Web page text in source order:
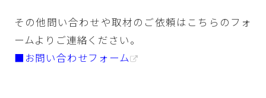
その他問い合わせや取材のご依頼はこちらのフォ
ームよりご連絡ください。
■お問い合わせフォーム